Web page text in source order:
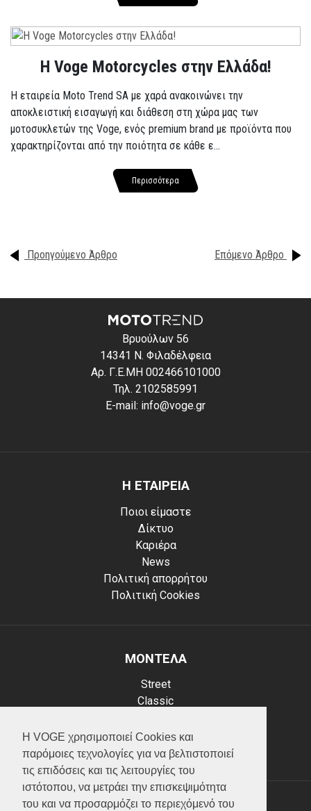
Η VOGE χρησιμοποιεί Cookies και
παρόμοιες τεχνολογίες για να βελτιστοποιεί
τις επιδόσεις και τις λειτουργίες του
ιστότοπου, να μετράει την επισκεψιμότητα
του και να προσαρμόζει το περιεχόμενό του
H Voge Motorcycles στην Ελλάδα!
Η εταιρεία Moto Trend SA με χαρά ανακοινώνει την
αποκλειστική εισαγωγή και διάθεση στη χώρα μας των
μοτοσυκλετών της Voge, ενός premium brand με προϊόντα που
χαρακτηρίζονται από την ποιότητα σε κάθε ε...
Περισσότερα
Προηγούμενο Άρθρο Επόμενο Άρθρο
Βρυούλων 56
14341 Ν. Φιλαδέλφεια
Αρ. Γ.Ε.ΜΗ 002466101000
Τηλ. 2102585991
E-mail: info@voge.gr
Η ΕΤΑΙΡΕΙΑ
Ποιοι είμαστε
Δίκτυο
Καριέρα
News
Πολιτική απορρήτου
Πολιτική Cookies
ΜΟΝΤΕΛΑ
Street
Classic
Scooter
ATV (Loncin)